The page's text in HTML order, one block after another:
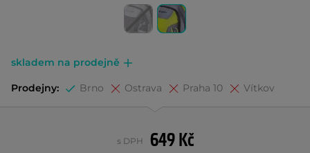
skladem na prodejně
Prodejny: Brno Ostrava Praha 10 Vítkov
649 Kč
s DPH